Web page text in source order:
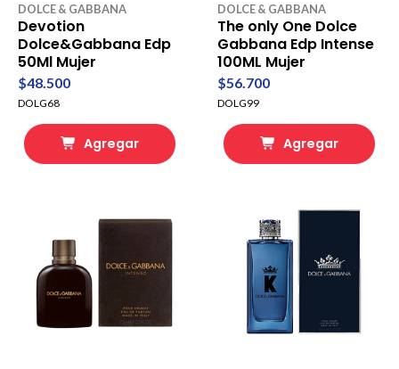
DOLCE & GABBANA
Devotion
Dolce&Gabbana Edp
50Ml Mujer
$48.500
DOLG68
Agregar
DOLCE & GABBANA
The only One Dolce
Gabbana Edp Intense
100ML Mujer
$56.700
DOLG99
Agregar